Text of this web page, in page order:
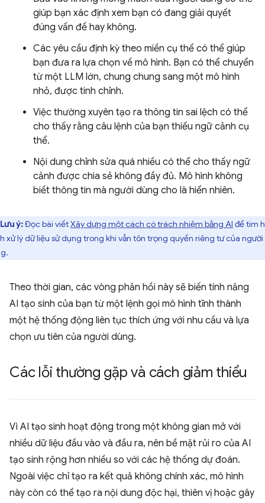
giúp bạn xác định xem bạn có đang giải quyết
đúng vấn đề hay không.
Các yêu cầu định kỳ theo miền cụ thể có thể giúp
bạn đưa ra lựa chọn về mô hình. Bạn có thể chuyển
từ một LLM lớn, chung chung sang một mô hình
nhỏ, được tinh chỉnh.
Việc thường xuyên tạo ra thông tin sai lệch có thể
cho thấy rằng câu lệnh của bạn thiếu ngữ cảnh cụ
thể.
Nội dung chỉnh sửa quá nhiều có thể cho thấy ngữ
cảnh được chia sẻ không đầy đủ. Mô hình không
biết thông tin mà người dùng cho là hiển nhiên.
Lưu ý:Đọc bài viếtXây dựng một cách có trách nhiệm bằng AI để tìm
xử lý dữ liệu sử dụng trong khi vẫn tôn trọng quyền riêng tư của người
Theo thời gian, các vòng phản hồi này sẽ biến tính năng
AI tạo sinh của bạn từ một lệnh gọi mô hình tĩnh thành
một hệ thống động liên tục thích ứng với nhu cầu và lựa
chọn ưu tiên của người dùng.
Các lỗi thường gặp và cách giảm thiểu
Vì AI tạo sinh hoạt động trong một không gian mở với
nhiều dữ liệu đầu vào và đầu ra, nên bề mặt rủi ro của AI
tạo sinh rộng hơn nhiều so với các hệ thống dự đoán.
Ngoài việc chỉ tạo ra kết quả không chính xác, mô hình
này còn có thể tạo ra nội dung độc hại, thiên vị hoặc gây